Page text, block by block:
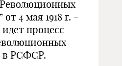
от 4 мая 1918 г. -
процесс
в РСФСР.